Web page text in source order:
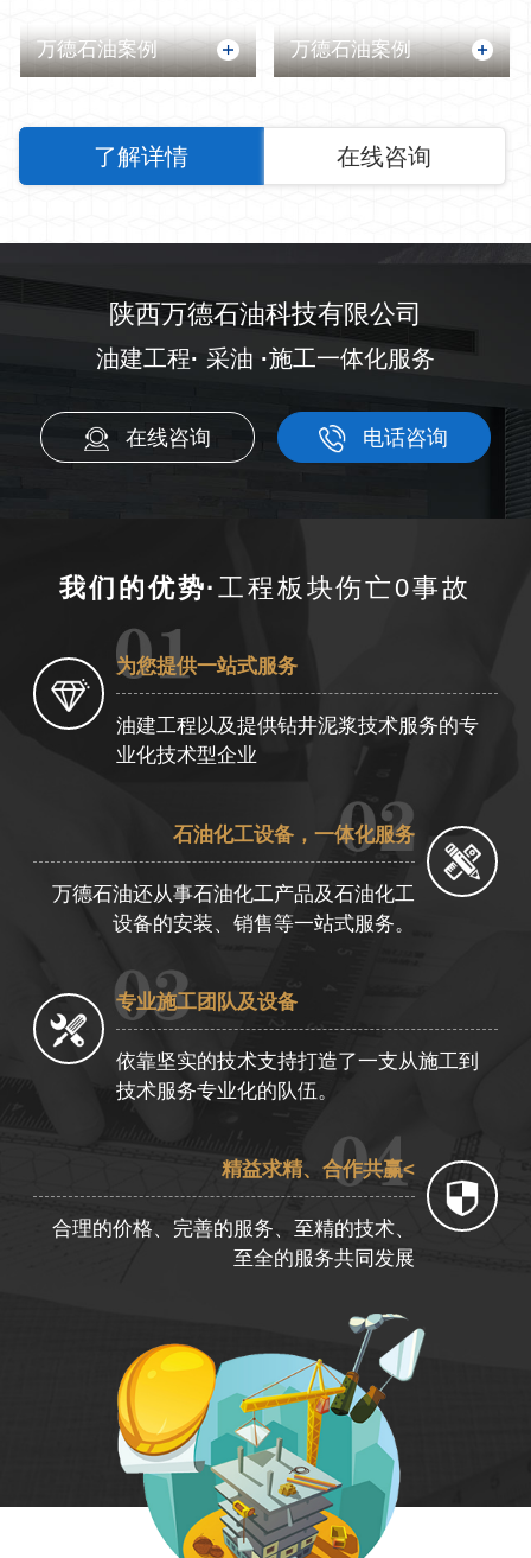
万德石油案例 万德石油案例
了解详情 在线咨询
陕西万德石油科技有限公司
油建工程· 采油 ·施工一体化服务
在线咨询 电话咨询
我们的优势·工程板块伤亡0事故
为您提供一站式服务
油建工程以及提供钻井泥浆技术服务的专
业化技术型企业
石油化工设备，一体化服务
万德石油还从事石油化工产品及石油化工
设备的安装、销售等一站式服务。
专业施工团队及设备
依靠坚实的技术支持打造了一支从施工到
技术服务专业化的队伍。
精益求精、合作共赢<
合理的价格、完善的服务、至精的技术、
至全的服务共同发展